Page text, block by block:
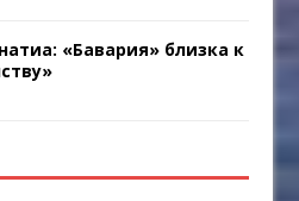
«Бавария» близка к